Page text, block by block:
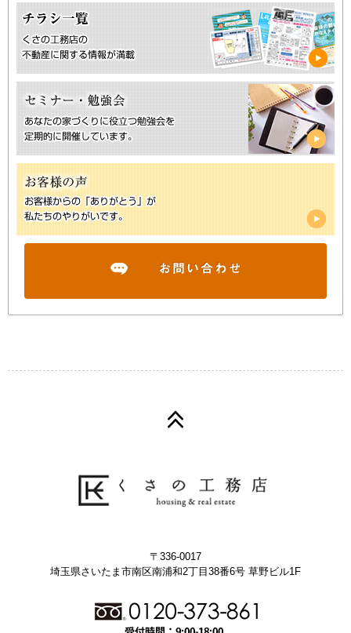
〒336-0017
埼玉県さいたま市南区南浦和2丁目38番6号 草野ビル1F